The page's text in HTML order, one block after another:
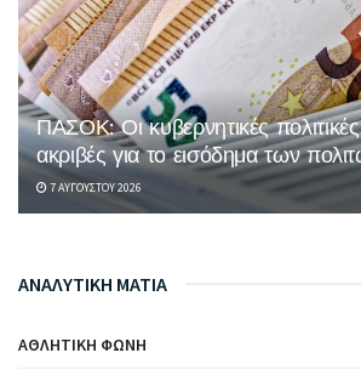
ΠΑΣΟΚ: Οι κυβερνητικές
ακριβές για το εισόδημα των
7 ΑΥΓΟΎΣΤΟΥ 2026
ΑΝΑΛΥΤΙΚΗ ΜΑΤΙΑ
ΑΘΛΗΤΙΚΉ ΦΩΝΉ